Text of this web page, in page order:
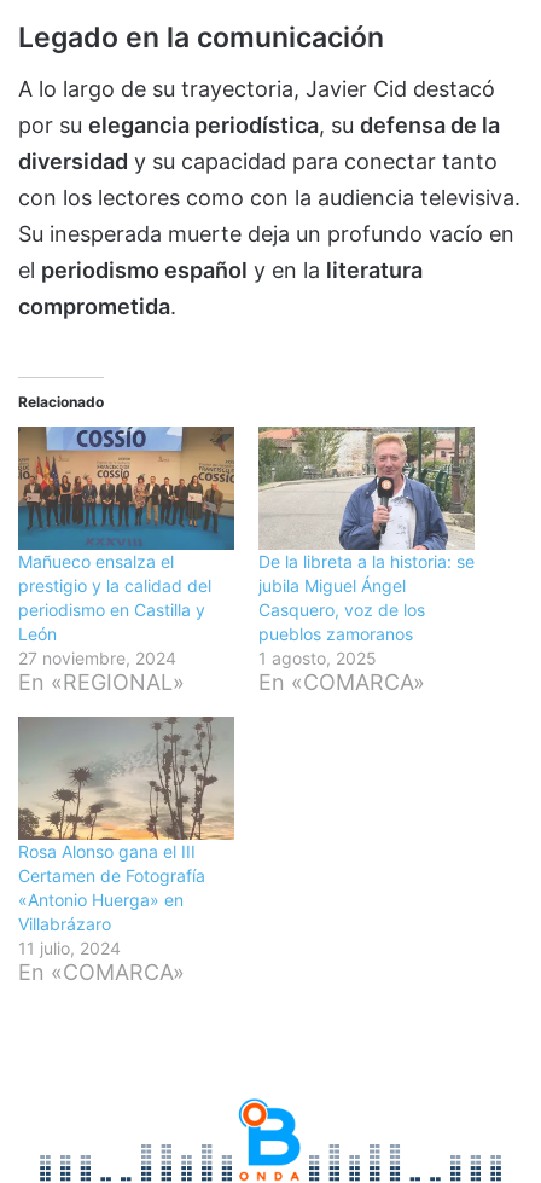
Legado en la comunicación
A lo largo de su trayectoria, Javier Cid destacó
por su elegancia periodística, su defensa de la
diversidad y su capacidad para conectar tanto
con los lectores como con la audiencia televisiva.
Su inesperada muerte deja un profundo vacío en
el periodismo español y en la literatura
comprometida.
Relacionado
Mañueco ensalza el
prestigio y la calidad del
periodismo en Castilla y
León
27 noviembre, 2024
En «REGIONAL»
De la libreta a la historia: se
jubila Miguel Ángel
Casquero, voz de los
pueblos zamoranos
1 agosto, 2025
En «COMARCA»
Rosa Alonso gana el III
Certamen de Fotografía
«Antonio Huerga» en
Villabrázaro
11 julio, 2024
En «COMARCA»